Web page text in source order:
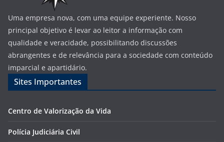
Uma empresa nova, com uma equipe experiente. Nosso
principal objetivo é levar ao leitor a informação com
qualidade e veracidade, possibilitando discussões
abrangentes e de relevância para a sociedade com conteúdo
imparcial e apartidário.
Sites Importantes
Centro de Valorização da Vida
Polícia Judiciária Civil